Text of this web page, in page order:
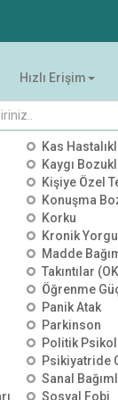
Hızlı Erişim
Sonrası
| TV100 |
Danışman
0 izleme 25
Kas
Kaygı
Kişiye Özel
Konuşma
Korku
Kronik
Madde
Takıntılar
Öğrenme
Panik Atak
Parkinson
Politik
Psikiyatride
Sanal
Sosyal Fobi